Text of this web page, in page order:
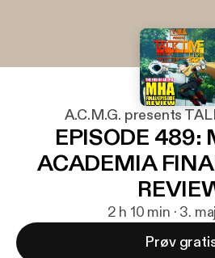
A.C.M.G. presents
EPISODE 489:
ACADEMIA
2 h 10 min · 3.
Prøv